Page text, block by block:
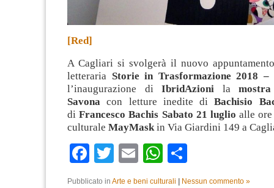
[Red]
A Cagliari si svolgerà il nuovo
letteraria Storie in Trasformazione 2018 –
l’inaugurazione di IbridAzioni la
Savona con letture inedite diBachisio
diFrancesco Bachis Sabato 21 luglio alle
culturale MayMask in Via Giardini 149 a
Facebook
TwitterEmailWhatsApp
Pubblicato in Arte e beni culturali | Nessun commento »